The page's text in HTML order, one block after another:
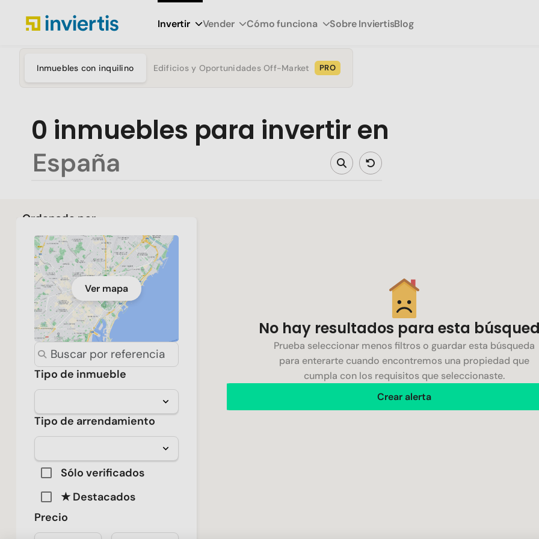
Invertir Vender Cómo funciona Sobre InviertisBlog
Inmuebles con inquilino Edificios y Oportunidades Off-Market PRO
0 inmuebles para invertir en
Ver mapa
Tipo de inmueble
Tipo de arrendamiento
Sólo verificados
★ Destacados
Precio
Ordenado por
Más reciente
No hay resultados para esta
Prueba seleccionar menos filtros o guardar esta búsqueda
para enterarte cuando encontremos una propiedad que
cumpla con los requisitos que seleccionaste.
Crear alerta
Propiedades sugeridas